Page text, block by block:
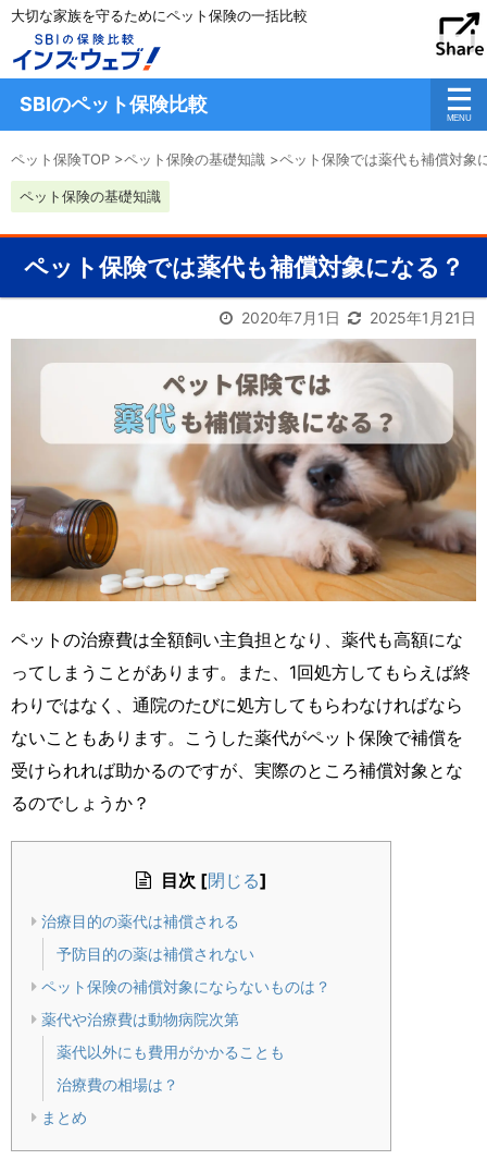
大切な家族を守るためにペット保険の一括比較
SBIのペット保険比較
ペット保険TOP >ペット保険の基礎知識 >ペット保険では薬代も補償対象
ペット保険の基礎知識
ペット保険では薬代も補償対象になる？
2020年7月1日 2025年1月21日
ペットの治療費は全額飼い主負担となり、薬代も高額にな
ってしまうことがあります。また、1回処方してもらえば終
わりではなく、通院のたびに処方してもらわなければなら
ないこともあります。こうした薬代がペット保険で補償を
受けられれば助かるのですが、実際のところ補償対象とな
るのでしょうか？
目次 [閉じる]
治療目的の薬代は補償される
予防目的の薬は補償されない
ペット保険の補償対象にならないものは？
薬代や治療費は動物病院次第
薬代以外にも費用がかかることも
治療費の相場は？
まとめ